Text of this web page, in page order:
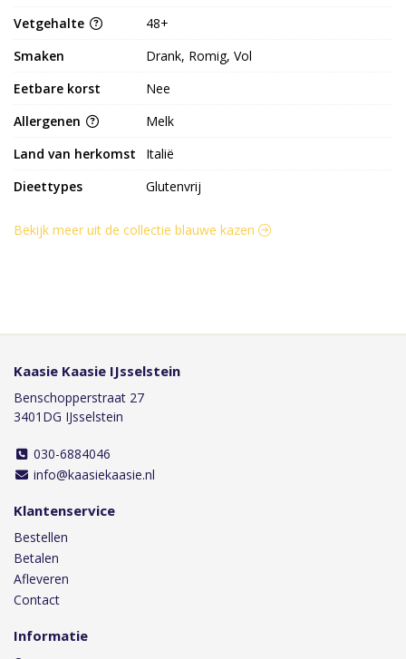
Vetgehalte
48+
Smaken
Drank, Romig, Vol
Eetbare korst
Nee
Allergenen
Melk
Land van herkomst
Italië
Dieettypes
Glutenvrij
Bekijk meer uit de collectie blauwe kazen
Kaasie Kaasie IJsselstein
Benschopperstraat 27
3401DG IJsselstein
030-6884046
info@kaasiekaasie.nl
Klantenservice
Bestellen
Betalen
Afleveren
Contact
Informatie